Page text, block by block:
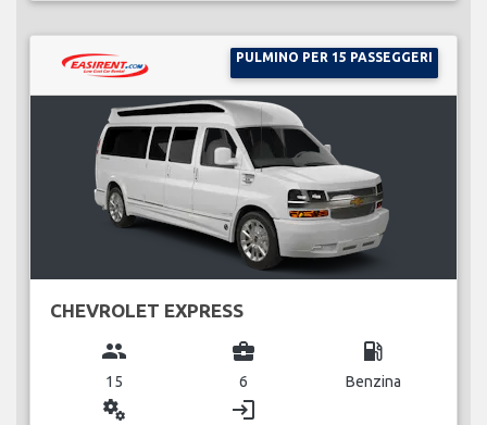
PULMINO PER 15 PASSEGGERI
CHEVROLET EXPRESS
group
15
business_center
6
local_gas_station
Benzina
miscellaneous_services login